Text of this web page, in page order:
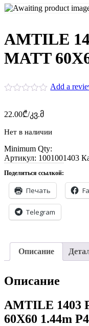
AMTILE
MATT
Add a
22.00₾/კვ.მ
Нет в наличии
Minimum Qty:
Артикул: 1001001403
Поделиться ссылкой:
Печать
Telegram
Описание
Описание
AMTILE 1403
60X60 1.44m P4